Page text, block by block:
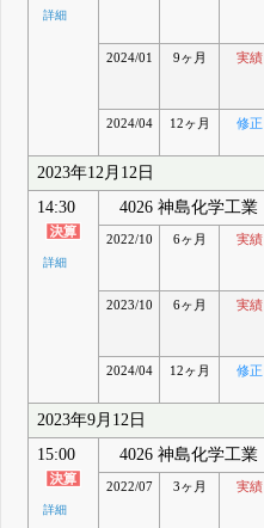
詳細
2024/01 9ヶ月 実績
2024/04 12ヶ月 修正
2023年12月12日
14:30
詳細
4026 神島化学工業
2022/10 6ヶ月 実績
2023/10 6ヶ月 実績
2024/04 12ヶ月 修正
2023年9月12日
15:00
詳細
4026 神島化学工業
2022/07 3ヶ月 実績